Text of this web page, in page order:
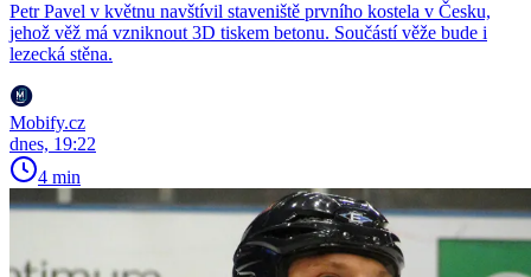
Petr Pavel v květnu navštívil staveniště prvního kostela v Česku,
jehož věž má vzniknout 3D tiskem betonu. Součástí věže bude i
lezecká stěna.
Mobify.cz
dnes, 19:22
4 min